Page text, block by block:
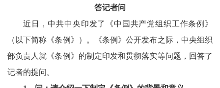
答记者问
近日，中共中央印发了《中国共产党组织工作条例》
（以下简称《条例》）。《条例》公开发布之际，中央组织
部负责人就《条例》的制定印发和贯彻落实等问题，回答了
记者的提问。